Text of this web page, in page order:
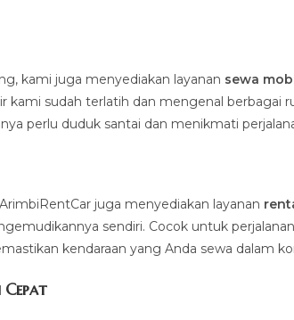
kami juga menyediakan layanan sewa
kami sudah terlatih dan mengenal berbagai
perlu duduk santai dan menikmati
juga menyediakan layanan
sendiri. Cocok untuk
kendaraan yang Anda sewa dalam
Cepat